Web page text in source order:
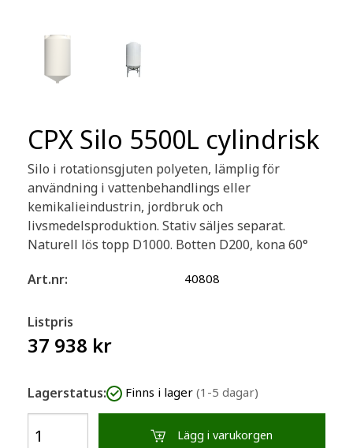
CPX Silo 5500L cylindrisk
Silo i rotationsgjuten polyeten, lämplig för
användning i vattenbehandlings eller
kemikalieindustrin, jordbruk och
livsmedelsproduktion. Stativ säljes separat.
Naturell lös topp D1000. Botten D200, kona 60°
Art.nr:
40808
Listpris
37 938 kr
Lagerstatus: Finns i lager (1-5 dagar)
Lägg i varukorgen